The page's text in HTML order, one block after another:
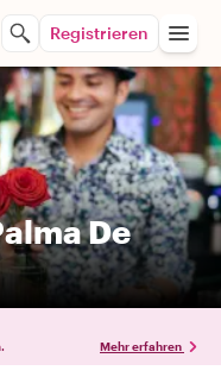
Registrieren
De
Mehr erfahren